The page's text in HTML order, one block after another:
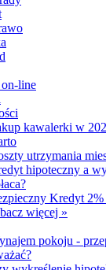
line
kawalerki w
utrzymania
hipoteczny a
Kredyt
więcej »
pokoju -